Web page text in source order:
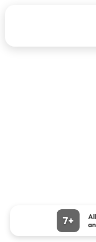
7+